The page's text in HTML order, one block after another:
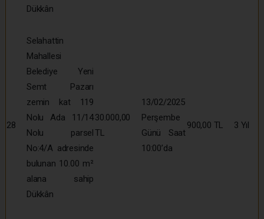
Dükkân
28
Selahattin
Mahallesi
Belediye Yeni
Semt Pazarı
zemin kat 119
Nolu Ada 11/14
Nolu parsel
No:4/A adresinde
bulunan 10.00 m²
alana sahip
Dükkân
30.000,00
TL
13/02/2025
Perşembe
Günü Saat
10:00’da
900,00 TL 3 Yıl